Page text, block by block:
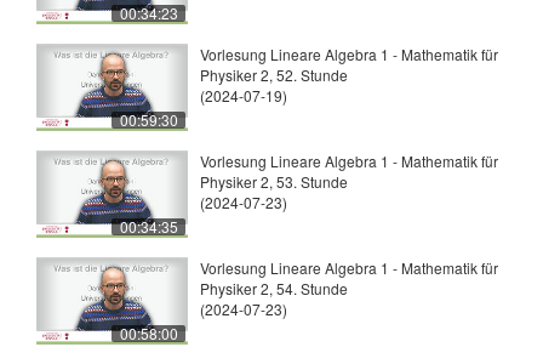
00:34:23
00:59:30
Vorlesung Lineare Algebra 1 - Mathematik für
Physiker 2, 52. Stunde
(2024-07-19)
00:34:35
Vorlesung Lineare Algebra 1 - Mathematik für
Physiker 2, 53. Stunde
(2024-07-23)
00:58:00
Vorlesung Lineare Algebra 1 - Mathematik für
Physiker 2, 54. Stunde
(2024-07-23)